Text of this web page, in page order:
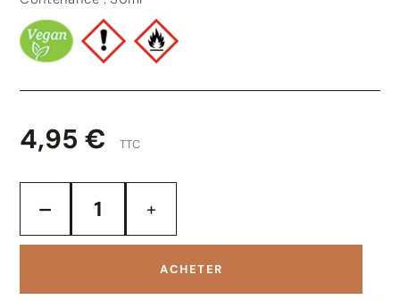
4,95 € TTC
ACHETER